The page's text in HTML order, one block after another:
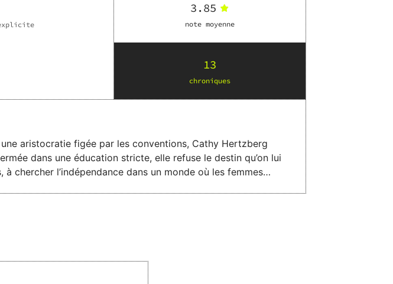
3.85
note moyenne
13
chroniques
dans une éducation stricte, elle refuse le destin qu’on lui
chercher l’indépendance dans un monde où les femmes
sa propre histoire.